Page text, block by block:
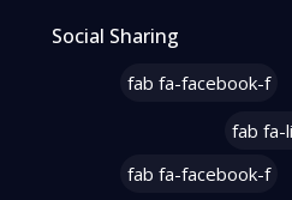
Social Sharing
fab fa-facebook-f
fab fa-
fab fa-facebook-f